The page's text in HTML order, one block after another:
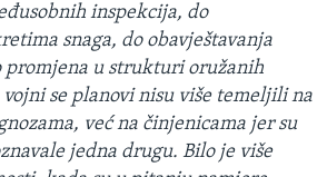
inspekcija, do
snaga, do obavještavanja
promjena u strukturi oružanih
vojni se planovi nisu više temeljili na
već na činjenicama jer su
jedna drugu. Bilo je više